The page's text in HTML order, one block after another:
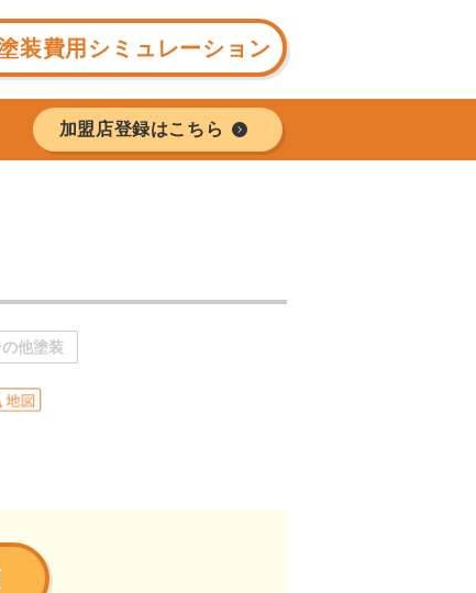
装費用シミュレーション
加盟店登録はこちら
の他塗装